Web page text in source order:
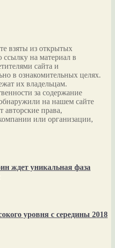
взяты из открытых
на материал в
сайта и
в ознакомительных целях.
их владельцам.
за содержание
на нашем сайте
права,
или организации,
ждет уникальная фаза
уровня с середины 2018